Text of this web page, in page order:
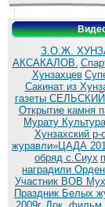
З.О.Ж.
АКСАКАЛОВ.
Хунзахцев
Сакинат из
газеты
Открытие камня
Мурату
Хунзахский р-
журавли»ЦАДА
обряд c.Сиух
наградили
Участник ВОВ
Праздник Белых